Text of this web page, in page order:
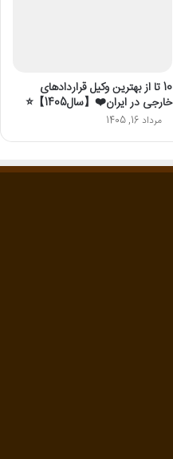
10 تا از بهترین وکیل قراردادهای
خارجی در ایران❤️【سال1405】⭐️
مرداد 16, 1405